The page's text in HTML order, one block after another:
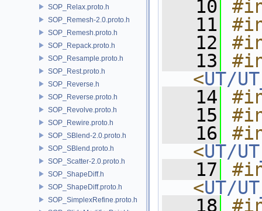
SOP_Relax.proto.h
SOP_Remesh-2.0.proto.h
SOP_Remesh.proto.h
SOP_Repack.proto.h
SOP_Resample.proto.h
SOP_Rest.proto.h
SOP_Reverse.h
SOP_Reverse.proto.h
SOP_Revolve.proto.h
SOP_Rewire.proto.h
SOP_SBlend-2.0.proto.h
SOP_SBlend.proto.h
SOP_Scatter-2.0.proto.h
SOP_ShapeDiff.h
SOP_ShapeDiff.proto.h
SOP_SimplexRefine.proto.h
   10
   11
   12
   13
<UT/
   14
   15
   16
<UT/
   17
<UT/
   18